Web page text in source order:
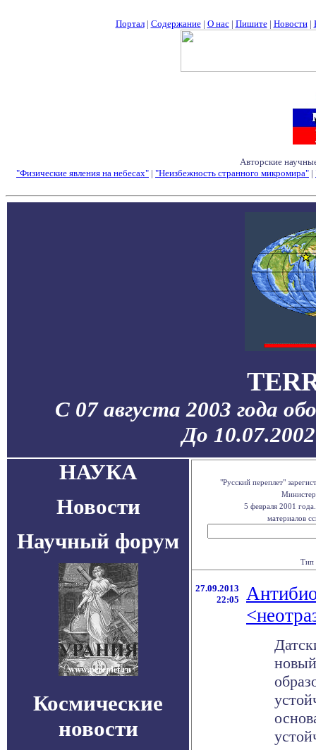
Портал| Содержание| О нас| Пишите| Новости|
Авторские
"Физические явления на небесах" | "Неизбежность странного микромира" |
С 07 августа 2003 года
До
НАУКА
Новости
Научный форум
Космические
новости
"Русский переплет"
5 февраля 2001
материалов
Тип
27.09.2013
22:05